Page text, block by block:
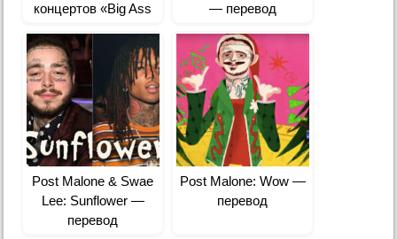
концертов «Big Ass
— перевод
Post Malone & Swae
Lee: Sunflower —
перевод
Post Malone: Wow —
перевод